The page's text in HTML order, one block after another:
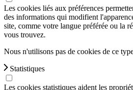
Les cookies liés aux préférences
des informations qui modifient
site, comme votre langue préférée ou la
vous trouvez.
Nous n'utilisons pas de cookies de ce
Statistiques
Les cookies statistiques aident les